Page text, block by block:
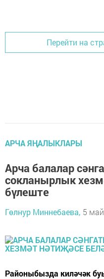
Перейти на
АРЧА ЯҢАЛЫКЛАРЫ
Арча балалар
сокланырлык
бүлеште
Гөлнур Миннебаева, 5
Районыбызда киләчәк